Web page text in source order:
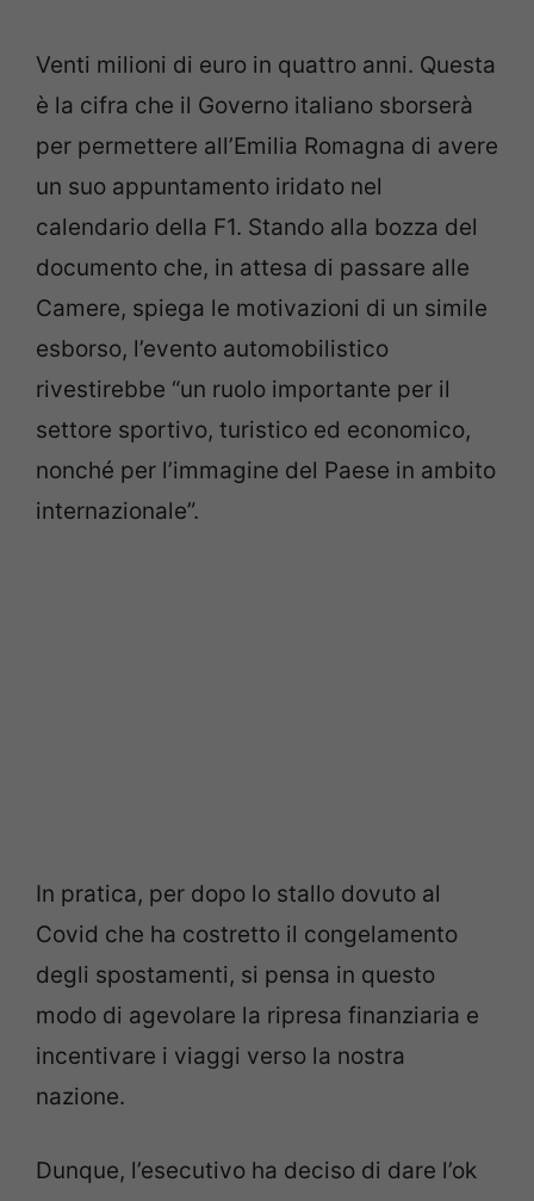
Venti milioni di euro in quattro anni. Questa
è la cifra che il Governo italiano sborserà
per permettere all’Emilia Romagna di avere
un suo appuntamento iridato nel
calendario della F1. Stando alla bozza del
documento che, in attesa di passare alle
Camere, spiega le motivazioni di un simile
esborso, l’evento automobilistico
rivestirebbe “un ruolo importante per il
settore sportivo, turistico ed economico,
nonché per l’immagine del Paese in ambito
internazionale”.
In pratica, per dopo lo stallo dovuto al
Covid che ha costretto il congelamento
degli spostamenti, si pensa in questo
modo di agevolare la ripresa finanziaria e
incentivare i viaggi verso la nostra
nazione.
Dunque, l’esecutivo ha deciso di dare l’ok